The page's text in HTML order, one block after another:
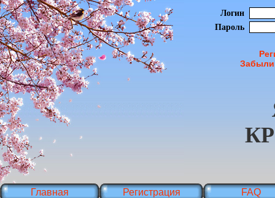
Логин
Пароль
Главная Регистрация FAQ